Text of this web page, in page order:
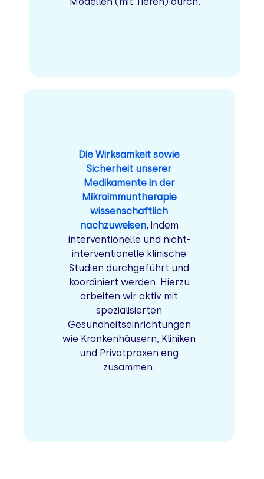
Die Wirksamkeit sowie
Sicherheit unserer
Medikamente in der
Mikroimmuntherapie
wissenschaftlich
nachzuweisen, indem
interventionelle und nicht-
interventionelle klinische
Studien durchgeführt und
koordiniert werden. Hierzu
arbeiten wir aktiv mit
spezialisierten
Gesundheitseinrichtungen
wie Krankenhäusern, Kliniken
und Privatpraxen eng
zusammen.